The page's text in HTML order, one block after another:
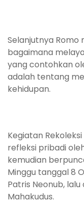
Selanjutnya Romo
bagaimana
yang contohkan
adalah tentang
kehidupan.
Kegiatan
refleksi pribadi
kemudian
Minggu tanggal 8
Patris Neonub,
Mahakudus.